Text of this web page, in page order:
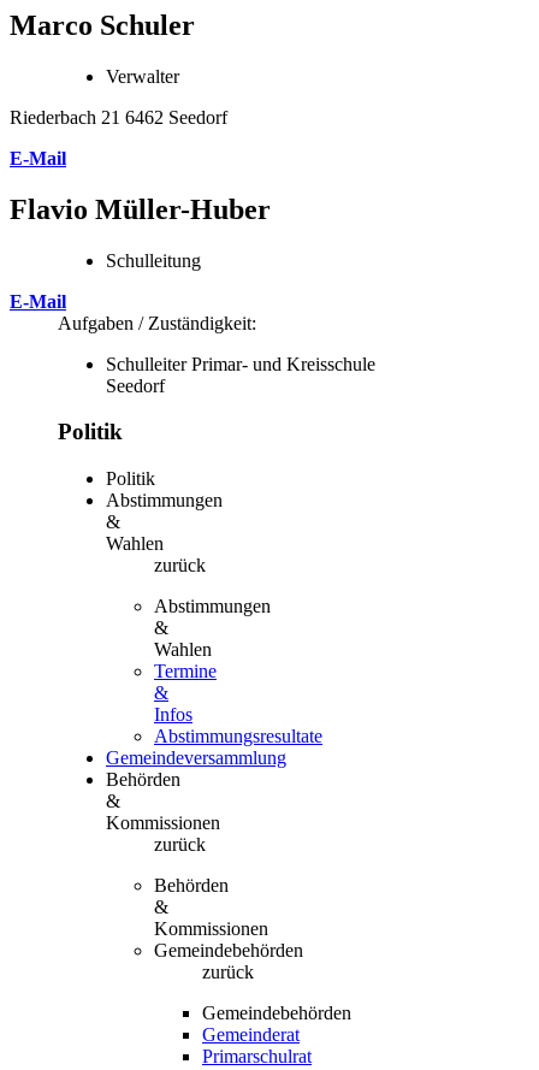
Marco Schuler
Verwalter
Riederbach 21 6462 Seedorf
E-Mail
Flavio Müller-Huber
Schulleitung
E-Mail
Aufgaben / Zuständigkeit:
Schulleiter Primar- und Kreisschule
Seedorf
Politik
Politik
Abstimmungen
&
Wahlen
zurück
Abstimmungen
&
Wahlen
Termine
&
Infos
Abstimmungsresultate
Gemeindeversammlung
Behörden
&
Kommissionen
zurück
Behörden
&
Kommissionen
Gemeindebehörden
zurück
Gemeindebehörden
Gemeinderat
Primarschulrat